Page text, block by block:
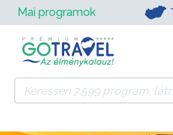
Mai programok